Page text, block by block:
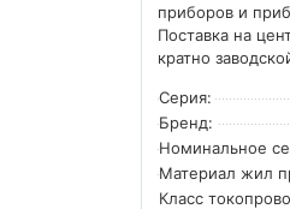
приборов и
Поставка на
кратно
Серия:
Бренд:
Номинальное
Материал жил
Класс